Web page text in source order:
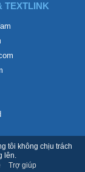
TEXTLINK
tôi không chịu trách
lên.
Trợ giúp